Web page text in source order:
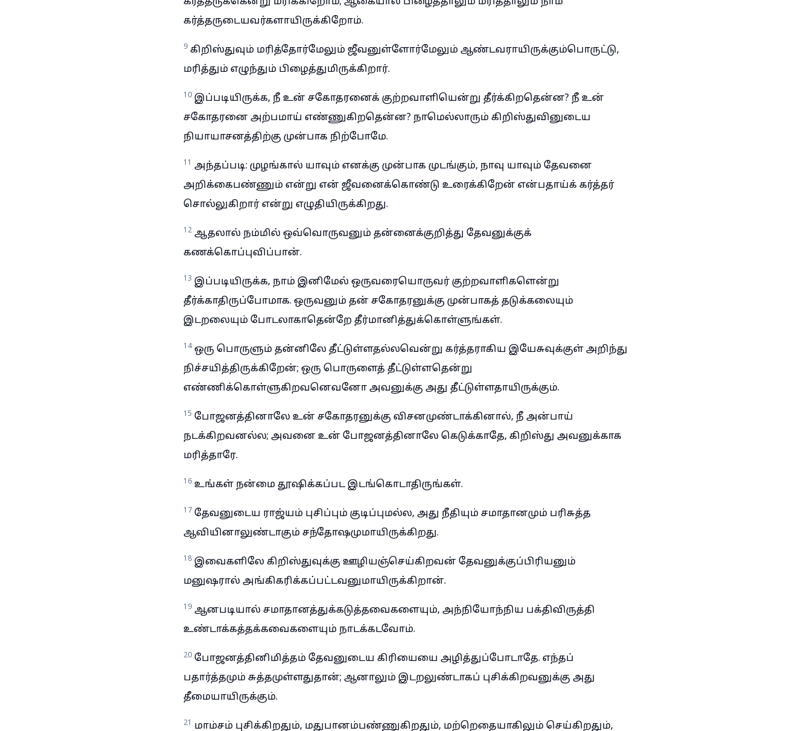
கர்த்தருடையவர்களாயிருக்கிறோம்.
9 கிறிஸ்துவும் மரித்தோர்மேலும் ஜீவனுள்ளோர்மேலும் ஆண்டவராயிருக்கும்பொருட்டு,
மரித்தும் எழுந்தும் பிழைத்துமிருக்கிறார்.
10 இப்படியிருக்க, நீ உன் சகோதரனைக் குற்றவாளியென்று தீர்க்கிறதென்ன? நீ உன்
சகோதரனை அற்பமாய் எண்ணுகிறதென்ன? நாமெல்லாரும் கிறிஸ்துவினுடைய
நியாயாசனத்திற்கு முன்பாக நிற்போமே.
11 அந்தப்படி: முழங்கால் யாவும் எனக்கு முன்பாக முடங்கும், நாவு யாவும் தேவனை
அறிக்கைபண்ணும் என்று என் ஜீவனைக்கொண்டு உரைக்கிறேன் என்பதாய்க் கர்த்தர்
சொல்லுகிறார் என்று எழுதியிருக்கிறது.
12 ஆதலால் நம்மில் ஒவ்வொருவனும் தன்னைக்குறித்து தேவனுக்குக்
கணக்கொப்புவிப்பான்.
13 இப்படியிருக்க, நாம் இனிமேல் ஒருவரையொருவர் குற்றவாளிகளென்று
தீர்க்காதிருப்போமாக. ஒருவனும் தன் சகோதரனுக்கு முன்பாகத் தடுக்கலையும்
இடறலையும் போடலாகாதென்றே தீர்மானித்துக்கொள்ளுங்கள்.
14 ஒரு பொருளும் தன்னிலே தீட்டுள்ளதல்லவென்று கர்த்தராகிய இயேசுவுக்குள் அறிந்து
நிச்சயித்திருக்கிறேன்; ஒரு பொருளைத் தீட்டுள்ளதென்று
எண்ணிக்கொள்ளுகிறவனெவனோ அவனுக்கு அது தீட்டுள்ளதாயிருக்கும்.
15 போஜனத்தினாலே உன் சகோதரனுக்கு விசனமுண்டாக்கினால், நீ அன்பாய்
நடக்கிறவனல்ல; அவனை உன் போஜனத்தினாலே கெடுக்காதே, கிறிஸ்து அவனுக்காக
மரித்தாரே.
16 உங்கள் நன்மை தூஷிக்கப்பட இடங்கொடாதிருங்கள்.
17 தேவனுடைய ராஜ்யம் புசிப்பும் குடிப்புமல்ல, அது நீதியும் சமாதானமும் பரிசுத்த
ஆவியினாலுண்டாகும் சந்தோஷமுமாயிருக்கிறது.
18 இவைகளிலே கிறிஸ்துவுக்கு ஊழியஞ்செய்கிறவன் தேவனுக்குப்பிரியனும்
மனுஷரால் அங்கிகரிக்கப்பட்டவனுமாயிருக்கிறான்.
19 ஆனபடியால் சமாதானத்துக்கடுத்தவைகளையும், அந்நியோந்நிய பக்திவிருத்தி
உண்டாக்கத்தக்கவைகளையும் நாடக்கடவோம்.
20 போஜனத்தினிமித்தம் தேவனுடைய கிரியையை அழித்துப்போடாதே. எந்தப்
பதார்த்தமும் சுத்தமுள்ளதுதான்; ஆனாலும் இடறலுண்டாகப் புசிக்கிறவனுக்கு அது
தீமையாயிருக்கும்.
21 மாம்சம் புசிக்கிறதும், மதுபானம்பண்ணுகிறதும், மற்றெதையாகிலும் செய்கிறதும்,